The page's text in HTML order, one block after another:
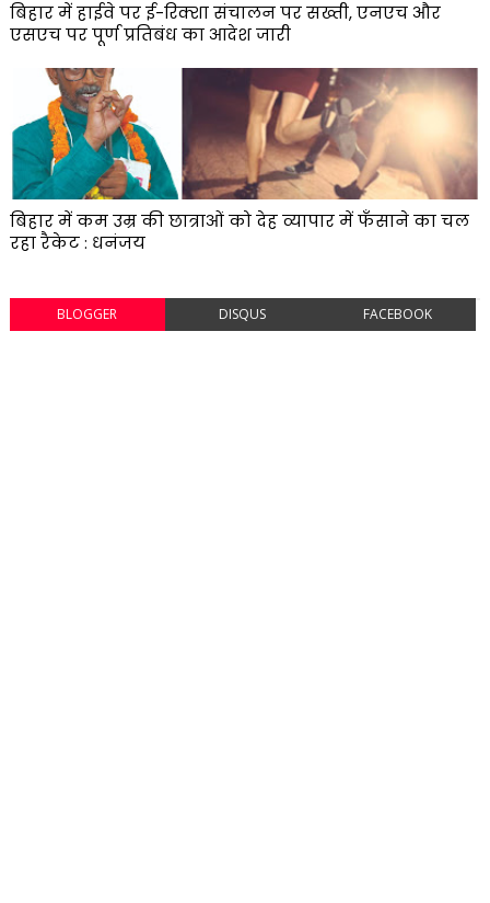
बिहार में हाईवे पर ई-रिक्शा संचालन पर सख्ती, एनएच और
एसएच पर पूर्ण प्रतिबंध का आदेश जारी
बिहार में कम उम्र की छात्राओं को देह व्यापार में फँसाने का चल
रहा रैकेट : धनंजय
BLOGGER DISQUS FACEBOOK